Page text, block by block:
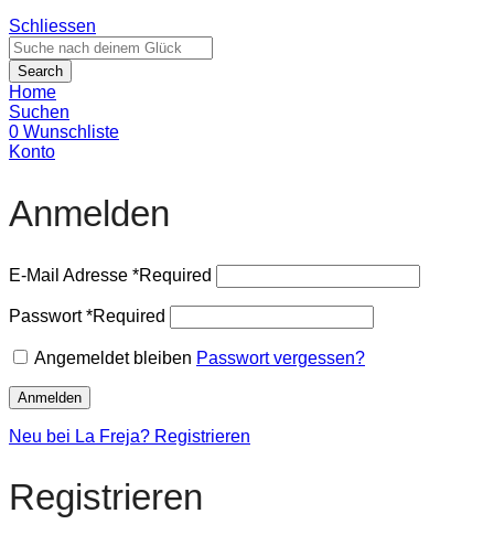
Schliessen
Search
Home
Suchen
0 Wunschliste
Konto
Anmelden
E-Mail Adresse *Required
Passwort*Required
Angemeldet bleiben Passwort vergessen?
Anmelden
Neu bei La Freja? Registrieren
Registrieren